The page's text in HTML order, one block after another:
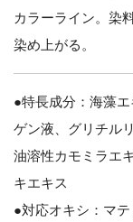
カラーライン。染
染め上がる。
●特長成分：海藻
ゲン液、グリチル
油溶性カモミラエ
キエキス
●対応オキシ：マ